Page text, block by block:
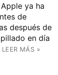
ya ha
de
después de
en día
LEER MÁS »